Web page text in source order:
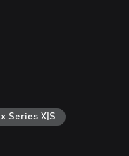
Series X|S